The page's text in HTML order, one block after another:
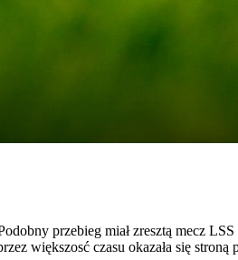
przebieg miał zresztą mecz
większosć czasu okazała się stroną